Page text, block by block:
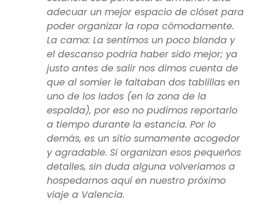
adecuar un mejor espacio de clóset para
poder organizar la ropa cómodamente.
La cama: La sentimos un poco blanda y
el descanso podría haber sido mejor; ya
justo antes de salir nos dimos cuenta de
que al somier le faltaban dos tablillas en
uno de los lados (en la zona de la
espalda), por eso no pudimos reportarlo
a tiempo durante la estancia. Por lo
demás, es un sitio sumamente acogedor
y agradable. Si organizan esos pequeños
detalles, sin duda alguna volveríamos a
hospedarnos aquí en nuestro próximo
viaje a Valencia.